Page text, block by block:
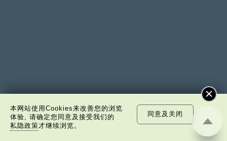
本网站使用Cookies来改善您的浏览
体验, 请确定您同意及接受我们的
私隐政策才继续浏览。
同意及关闭